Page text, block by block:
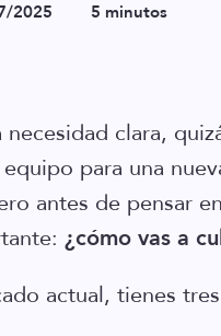
2025 5 minutos
necesidad clara,
para una
antes de pensar
¿cómo vas a
actual, tienes